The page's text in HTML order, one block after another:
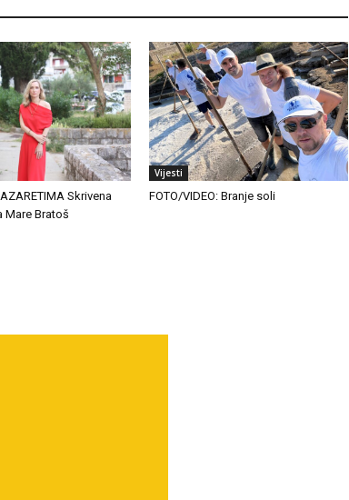
Skrivena
Mare Bratoš
Vijesti
FOTO/VIDEO: Branje soli